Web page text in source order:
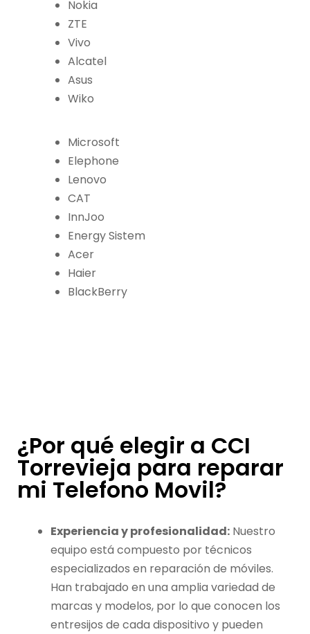
Nokia
ZTE
Vivo
Alcatel
Asus
Wiko
Microsoft
Elephone
Lenovo
CAT
InnJoo
Energy Sistem
Acer
Haier
BlackBerry
¿Por qué elegir a CCI
Torrevieja para reparar
mi Telefono Movil?
Experiencia y profesionalidad: Nuestro
equipo está compuesto por técnicos
especializados en reparación de móviles.
Han trabajado en una amplia variedad de
marcas y modelos, por lo que conocen los
entresijos de cada dispositivo y pueden